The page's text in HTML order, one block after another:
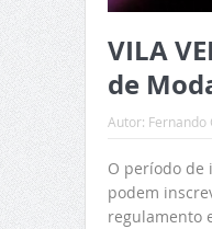
VILA
de
Autor: Fernando
O período de
podem
regulamento